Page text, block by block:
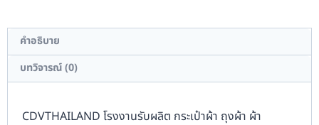
Facebook
X LineCopy
Link
คำอธิบาย
บทวิจารณ์ (0)
CDVTHAILAND โรงงานรับผลิต กระเป๋าผ้า ถุงผ้า ผ้า